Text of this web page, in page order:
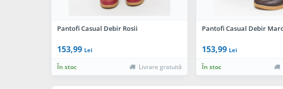
Pantofi Casual Debir Rosii
153,99 Lei
În stoc Livrare gratuită
Pantofi Casual Debir
153,99 Lei
În stoc